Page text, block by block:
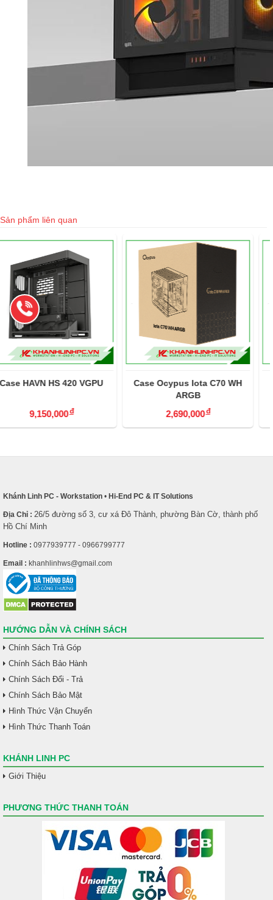
Sản phẩm liên quan
Case Ocypus Iota C70 WH
2,690,000
Case Ocypus Iota C70 BK
ARGB
2,630,000
Khánh Linh PC - Workstation • Hi-End PC & IT Solutions
Địa Chỉ : 26/5 đường số 3, cư xá Đô Thành, phường Bàn Cờ, thành phố
Hồ Chí Minh
Hotline : 0977939777 - 0966799777
Email : khanhlinhws@gmail.com
HƯỚNG DẪN VÀ CHÍNH SÁCH
Chính Sách Trả Góp
Chính Sách Bảo Hành
Chính Sách Đổi - Trả
Chính Sách Bảo Mật
Hình Thức Vận Chuyển
Hình Thức Thanh Toán
KHÁNH LINH PC
Giới Thiệu
PHƯƠNG THỨC THANH TOÁN